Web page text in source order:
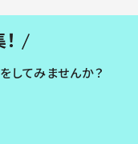
してみませんか？